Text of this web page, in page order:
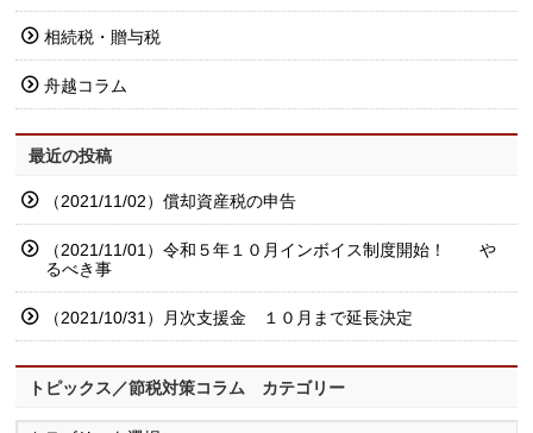
相続税・贈与税
舟越コラム
最近の投稿
（2021/11/02）償却資産税の申告
（2021/11/01）令和５年１０月インボイス制度開始！ や
るべき事
（2021/10/31）月次支援金 １０月まで延長決定
トピックス／節税対策コラム カテゴリー
ト